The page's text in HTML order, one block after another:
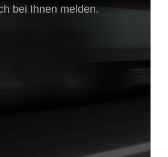
bei Ihnen melden.